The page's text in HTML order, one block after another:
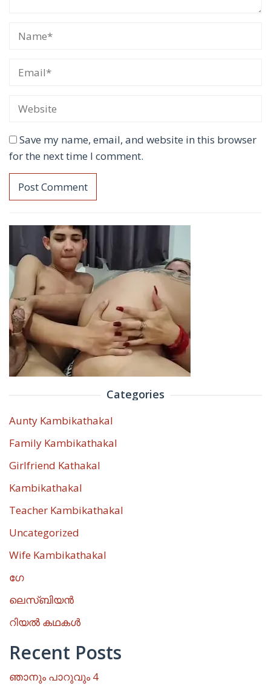
Save my name, email, and website in this browser
for the next time I comment.
Categories
Aunty Kambikathakal
Family Kambikathakal
Girlfriend Kathakal
Kambikathakal
Teacher Kambikathakal
Uncategorized
Wife Kambikathakal
ഗേ
ലെസ്ബിയൻ
റിയൽ കഥകൾ
Recent Posts
ഞാനും പാറുവും 4